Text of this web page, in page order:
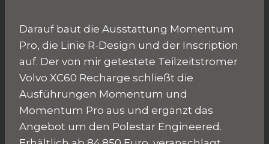
Darauf baut die Ausstattung Momentum
Pro, die Linie R-Design und der Inscription
auf. Der von mir getestete Teilzeitstromer
Volvo XC60 Recharge schließt die
Ausführungen Momentum und
Momentum Pro aus und ergänzt das
Angebot um den Polestar Engineered.